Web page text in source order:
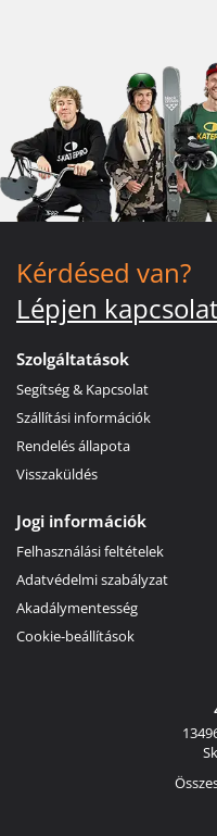
Kérdésed van?
Lépjen
Szolgáltatások
Segítség & Kapcsolat
Szállítási információk
Rendelés állapota
Visszaküldés
Jogi információk
Felhasználási feltételek
Adatvédelmi szabályzat
Akadálymentesség
Cookie-beállítások